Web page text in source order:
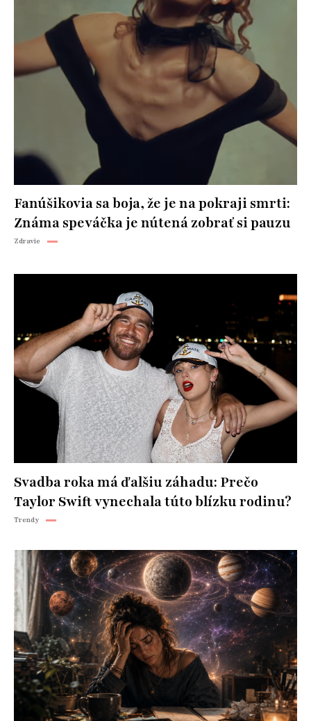
Fanúšikovia sa boja, že je na pokraji smrti:
Známa speváčka je nútená zobrať si pauzu
Zdravie
Svadba roka má ďalšiu záhadu: Prečo
Taylor Swift vynechala túto blízku rodinu?
Trendy